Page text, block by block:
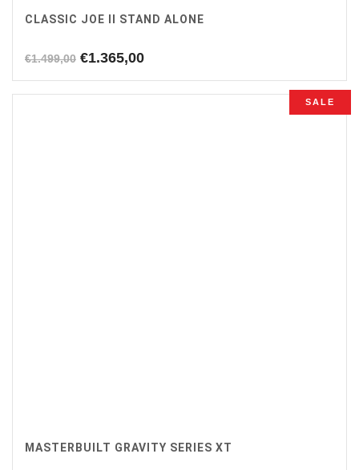
CLASSIC JOE II STAND ALONE
€1.499,00 Oorspronkelijke
was:
€1.365,00Huidige
is:
SALE
MASTERBUILT GRAVITY SERIES XT